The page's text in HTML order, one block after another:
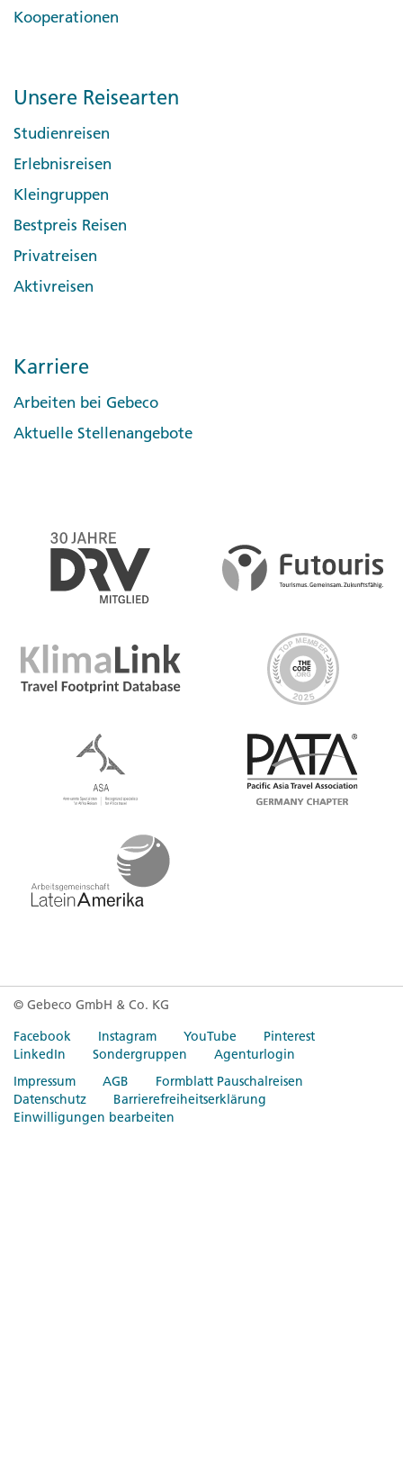
Kooperationen
Unsere Reisearten
Studienreisen
Erlebnisreisen
Kleingruppen
Bestpreis Reisen
Privatreisen
Aktivreisen
Karriere
Arbeiten bei Gebeco
Aktuelle Stellenangebote
© Gebeco GmbH & Co. KG
Facebook
Instagram YouTube
Pinterest
LinkedIn
Sondergruppen
Agenturlogin
Impressum
AGB
Formblatt Pauschalreisen
Datenschutz
Barrierefreiheitserklärung
Einwilligungen bearbeiten